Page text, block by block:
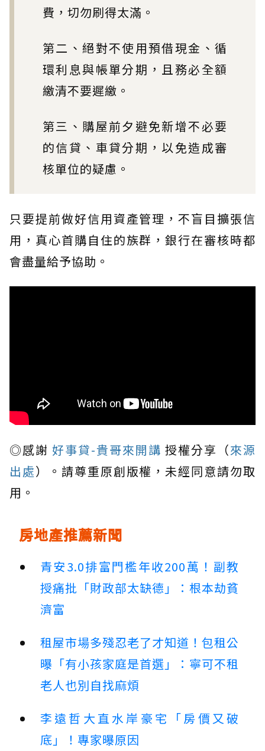
費，切勿刷得太滿。
第二、絕對不使用預借現金、循
環利息與帳單分期，且務必全額
繳清不要遲繳。
第三、購屋前夕避免新增不必要
的信貸、車貸分期，以免造成審
核單位的疑慮。
只要提前做好信用資產管理，不盲目擴張信
用，真心首購自住的族群，銀行在審核時都
會盡量給予協助。
◎感謝 好事貸-貴哥來開講 授權分享（來源
出處）。請尊重原創版權，未經同意請勿取
用。
房地產推薦新聞
青安3.0排富門檻年收200萬！副教
授痛批「財政部太缺德」：根本劫貧
濟富
租屋市場多殘忍老了才知道！包租公
曝「有小孩家庭是首選」：寧可不租
老人也別自找麻煩
李遠哲大直水岸豪宅「房價又破
底」！專家曝原因